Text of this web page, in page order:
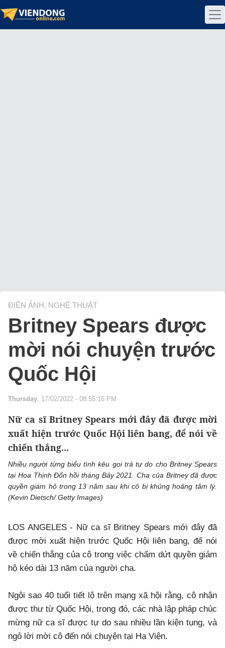
ĐIỆN ẢNH, NGHỆ THUẬT
Britney Spears được
mời nói chuyện trước
Quốc Hội
Thursday, 17/02/2022 - 08:55:16 PM
Nữ ca sĩ Britney Spears mới đây đã được mời
xuất hiện trước Quốc Hội liên bang, để nói về
chiến thắng...
Nhiều người từng biểu tình kêu gọi trả tự do cho Britney Spears
tại Hoa Thịnh Đốn hồi tháng Bảy 2021. Cha của Britney đã được
quyền giám hộ trong 13 năm sau khi cô bị khủng hoảng tâm lý.
(Kevin Dietsch/ Getty Images)
LOS ANGELES - Nữ ca sĩ Britney Spears mới đây đã
được mời xuất hiện trước Quốc Hội liên bang, để nói
về chiến thắng của cô trong việc chấm dứt quyền giám
hộ kéo dài 13 năm của người cha.
Ngôi sao 40 tuổi tiết lộ trên mạng xã hội rằng, cô nhận
được thư từ Quốc Hội, trong đó, các nhà lập pháp chúc
mừng nữ ca sĩ được tự do sau nhiều lần kiện tụng, và
ngỏ lời mời cô đến nói chuyện tại Hạ Viện.